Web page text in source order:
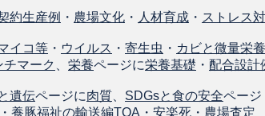
約生産例 ・ 農場文化 ・ 人材育成 ・ ストレス
イコ等 ・ ウイルス ・ 寄生虫 ・ カビと微量栄養
チマーク 栄養ページに栄養基礎 ・ 配合設計
遺伝ページに肉質 SDGsと食の安全ページ
・ 養豚福祉の輸送編TQA ・ 安楽死 ・ 農場査定